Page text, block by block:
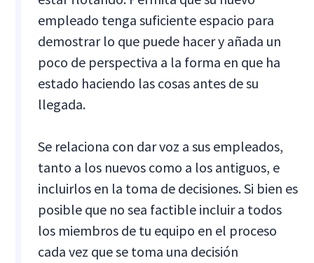
empleado tenga suficiente espacio para
demostrar lo que puede hacer y añada un
poco de perspectiva a la forma en que ha
estado haciendo las cosas antes de su
llegada.
Se relaciona con dar voz a sus empleados,
tanto a los nuevos como a los antiguos, e
incluirlos en la toma de decisiones. Si bien es
posible que no sea factible incluir a todos
los miembros de tu equipo en el proceso
cada vez que se toma una decisión